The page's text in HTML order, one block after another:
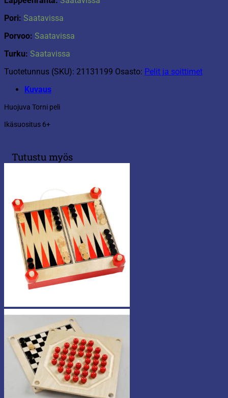
Pori: Saatavissa
Porvoo: Saatavissa
Turku: Saatavissa
Tuotetunnus (SKU): 21131199 Osasto: Pelit ja soittimet
Kuvaus
Huojuva Torni peli
Ikäsuositus 6+
Tutustu myös